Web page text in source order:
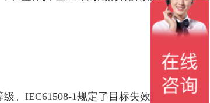
。IEC61508-1规定了目标失效量